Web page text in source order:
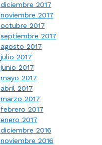
diciembre 2017
noviembre 2017
octubre 2017
septiembre 2017
agosto 2017
julio 2017
junio 2017
mayo 2017
abril 2017
marzo 2017
febrero 2017
enero 2017
diciembre 2016
noviembre 2016